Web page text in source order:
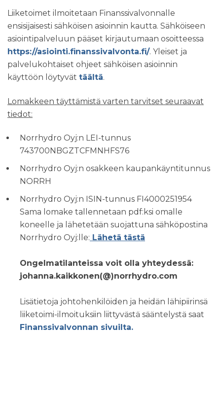
Liiketoimet ilmoitetaan Finanssivalvonnalle
ensisijaisesti sähköisen asioinnin kautta. Sähköiseen
asiointipalveluun pääset kirjautumaan osoitteessa
https://asiointi.finanssivalvonta.fi/. Yleiset ja
palvelukohtaiset ohjeet sähköisen asioinnin
käyttöön löytyvät täältä.
Lomakkeen täyttämistä varten tarvitset seuraavat
tiedot:
Norrhydro Oyj:n LEI-tunnus
743700NBGZTCFMNHFS76
Norrhydro Oyj:n osakkeen kaupankäyntitunnus
NORRH
Norrhydro Oyj:n ISIN-tunnus FI4000251954
Sama lomake tallennetaan pdf:ksi omalle
koneelle ja lähetetään suojattuna sähköpostina
Norrhydro Oyj:lle: Lähetä tästä
Ongelmatilanteissa voit olla yhteydessä:
johanna.kaikkonen(@)norrhydro.com
Lisätietoja johtohenkilöiden ja heidän lähipiirinsä
liiketoimi-ilmoituksiin liittyvästä sääntelystä saat
Finanssivalvonnan sivuilta.